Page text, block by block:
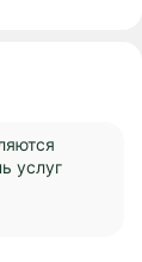
услуг